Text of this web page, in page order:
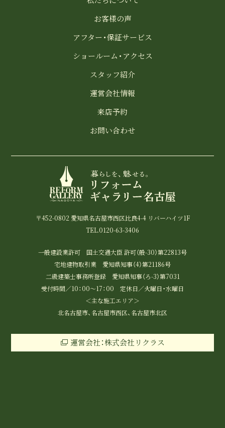
お客様の声
アフター・保証サービス
ショールーム・アクセス
スタッフ紹介
運営会社情報
来店予約
お問い合わせ
〒452-0802 愛知県名古屋市西区比良4-4 リバーハイツ1F
TEL.0120-63-3406
一般建設業許可 国土交通大臣 許可（般-30）第22813号
宅地建物取引業 愛知県知事（4）第21186号
二級建築士事務所登録 愛知県知事（ろ-3）第7031
受付時間／10：00～17：00 定休日／火曜日・水曜日
＜主な施工エリア＞
北名古屋市、名古屋市西区、名古屋市北区
運営会社：株式会社リクラス